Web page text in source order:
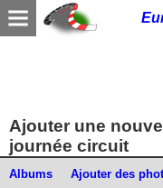
Ajouter une
journée circuit
Albums Ajouter des